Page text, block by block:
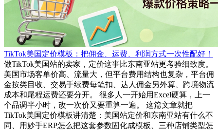
TikTok美国定价模板：把佣金、运费、利润方式一次性配好！
做TikTok美国站的卖家，定价这事比东南亚站更考验细致度。
美国市场客单价高、流量大，但平台费用结构也复杂，平台佣
金按类目收、交易手续费每笔扣、达人佣金另外算、跨境物流
成本和尾程运费还要分开。 很多人一开始用Excel硬算，上一
个品调半小时，改一次价又要重算一遍。 这篇文章就把
TikTok美国定价模板讲清楚：美国站定价和东南亚站有什么不
同、用妙手ERP怎么把这套参数固化成模板、三种店铺类型怎